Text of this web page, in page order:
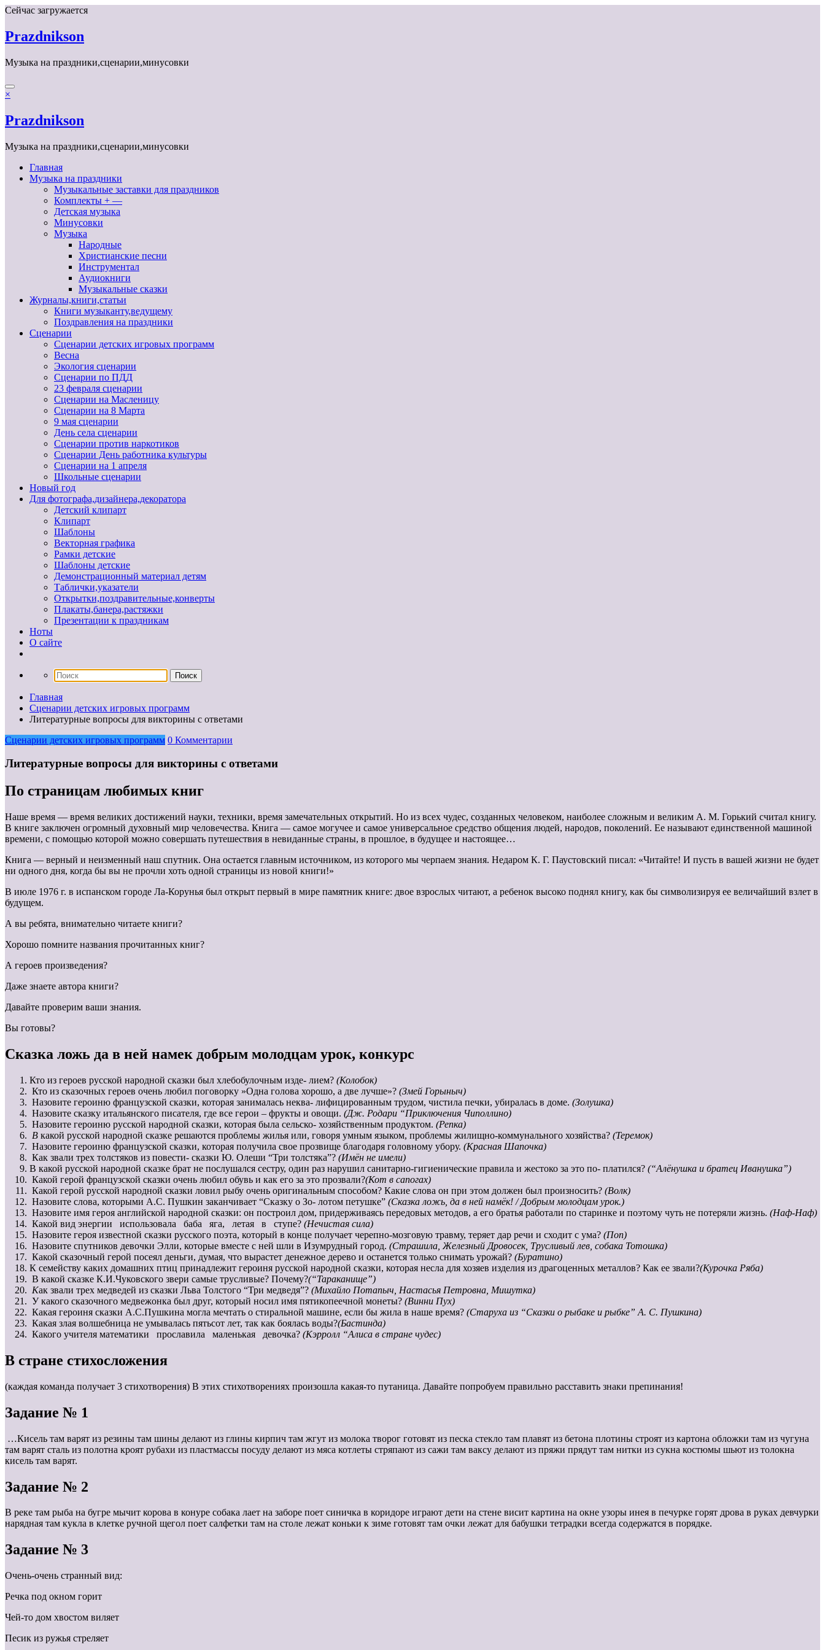
Перейти
содержимому
Сейчас загружается
Prazdnikson
Музыка на праздники,сценарии,минусовки
×
Prazdnikson
Музыка на праздники,сценарии,минусовки
Главная
Музыка на праздники
Музыкальные заставки для праздников
Комплекты + —
Детская музыка
Минусовки
Музыка
Народные
Христианские песни
Инструментал
Аудиокниги
Музыкальные сказки
Журналы,книги,статьи
Книги музыканту,ведущему
Поздравления на праздники
Сценарии
Сценарии детских игровых программ
Весна
Экология сценарии
Сценарии по ПДД
23 февраля сценарии
Сценарии на Масленицу
Сценарии на 8 Марта
9 мая сценарии
День села сценарии
Сценарии против наркотиков
Сценарии День работника культуры
Сценарии на 1 апреля
Школьные сценарии
Новый год
Для фотографа,дизайнера,декоратора
Детский клипарт
Клипарт
Шаблоны
Векторная графика
Рамки детские
Шаблоны детские
Демонстрационный материал детям
Таблички,указатели
Открытки,поздравительные,конверты
Плакаты,банера,растяжки
Презентации к праздникам
Ноты
О сайте
Главная
Сценарии детских игровых программ
Литературные вопросы для викторины с ответами
Сценарии детских игровых программ 0 Комментарии
Литературные вопросы для викторины с ответами
По страницам любимых книг
Наше время — время великих достижений науки, техники, время замечательных открытий. Но из всех чудес, созданных человеком, наиболее сложным и великим А. М. Горький считал книгу.
В книге заключен огромный духовный мир человечества. Книга — самое могучее и самое универсальное средство общения людей, народов, поколений. Ее называют единственной машиной
времени, с помощью которой можно совершать путешествия в невиданные страны, в прошлое, в будущее и настоящее…
Книга — верный и неизменный наш спутник. Она остается главным источником, из которого мы черпаем знания. Недаром К. Г. Паустовский писал: «Читайте! И пусть в вашей жизни не будет
ни одного дня, когда бы вы не прочли хоть одной страницы из новой книги!»
В июле 1976 г. в испанском городе Ла-Корунья был открыт первый в мире памятник книге: двое взрослых читают, а ребенок высоко поднял книгу, как бы символизируя ее величайший взлет в
будущем.
А вы ребята, внимательно читаете книги?
Хорошо помните названия прочитанных книг?
А героев произведения?
Даже знаете автора книги?
Давайте проверим ваши знания.
Вы готовы?
Cказка ложь да в ней намек добрым молодцам урок, конкурс
Кто из героев русской народной сказки был хлебобулочным изде- лием? (Колобок)
Кто из сказочных героев очень любил поговорку »Одна голова хорошо, а две лучше»? (Змей Горыныч)
Назовите героиню французской сказки, которая занималась неква- лифицированным трудом, чистила печки, убиралась в доме. (Золушка)
Назовите сказку итальянского писателя, где все герои – фрукты и овощи. (Дж. Родари “Приключения Чиполлино)
Назовите героиню русской народной сказки, которая была сельско- хозяйственным продуктом. (Репка)
В какой русской народной сказке решаются проблемы жилья или, говоря умным языком, проблемы жилищно-коммунального хозяйства? (Теремок)
Назовите героиню французской сказки, которая получила свое прозвище благодаря головному убору. (Красная Шапочка)
Как звали трех толстяков из повести- сказки Ю. Олеши “Три толстяка”? (Имён не имели)
В какой русской народной сказке брат не послушался сестру, один раз нарушил санитарно-гигиенические правила и жестоко за это по- платился? (“Алёнушка и братец Иванушка”)
Какой герой французской сказки очень любил обувь и как его за это прозвали?(Кот в сапогах)
Какой герой русской народной сказки ловил рыбу очень оригинальным способом? Какие слова он при этом должен был произносить? (Волк)
Назовите слова, которыми А.С. Пушкин заканчивает “Сказку о Зо- лотом петушке” (Сказка ложь, да в ней намёк! / Добрым молодцам урок.)
Назовите имя героя английской народной сказки: он построил дом, придерживаясь передовых методов, а его братья работали по старинке и поэтому чуть не потеряли жизнь. (Наф-Наф)
Какой вид энергии использовала баба яга, летая в ступе? (Нечистая сила)
Назовите героя известной сказки русского поэта, который в конце получает черепно-мозговую травму, теряет дар речи и сходит с ума? (Поп)
Назовите спутников девочки Элли, которые вместе с ней шли в Изумрудный город. (Страшила, Железный Дровосек, Трусливый лев, собака Тотошка)
Какой сказочный герой посеял деньги, думая, что вырастет денежное дерево и останется только снимать урожай? (Буратино)
К семейству каких домашних птиц принадлежит героиня русской народной сказки, которая несла для хозяев изделия из драгоценных металлов? Как ее звали?(Курочка Ряба)
В какой сказке К.И.Чуковского звери самые трусливые? Почему?(“Тараканище”)
Как звали трех медведей из сказки Льва Толстого “Три медведя”? (Михайло Потапыч, Настасья Петровна, Мишутка)
У какого сказочного медвежонка был друг, который носил имя пятикопеечной монеты? (Винни Пух)
Какая героиня сказки А.С.Пушкина могла мечтать о стиральной машине, если бы жила в наше время? (Старуха из “Сказки о рыбаке и рыбке” А. С. Пушкина)
Какая злая волшебница не умывалась пятьсот лет, так как боялась воды?(Бастинда)
Какого учителя математики прославила маленькая девочка? (Кэрролл “Алиса в стране чудес)
В стране стихосложения
(каждая команда получает 3 стихотворения) В этих стихотворениях произошла какая-то путаница. Давайте попробуем правильно расставить знаки препинания!
Задание № 1
…Кисель там варят из резины там шины делают из глины кирпич там жгут из молока творог готовят из песка стекло там плавят из бетона плотины строят из картона обложки там из чугуна
там варят сталь из полотна кроят рубахи из пластмассы посуду делают из мяса котлеты стряпают из сажи там ваксу делают из пряжи прядут там нитки из сукна костюмы шьют из толокна
кисель там варят.
Задание № 2
В реке там рыба на бугре мычит корова в конуре собака лает на заборе поет синичка в коридоре играют дети на стене висит картина на окне узоры инея в печурке горят дрова в руках девчурки
нарядная там кукла в клетке ручной щегол поет салфетки там на столе лежат коньки к зиме готовят там очки лежат для бабушки тетрадки всегда содержатся в порядке.
Задание № 3
Очень-очень странный вид:
Речка под окном горит
Чей-то дом хвостом виляет
Песик из ружья стреляет